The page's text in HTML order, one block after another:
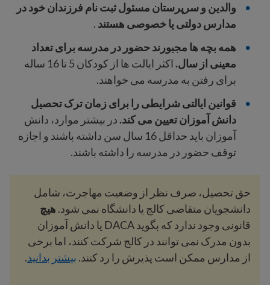
والدین و سرپرستان مسئول ثبت نام فرزندان خود در
مدارس دولتی یا خصوصی هستند .
همه بچه ها مجبورندحضور در مدرسه برای تعداد
معینی از سال.
اکثر ایالت ها از کودکان 5 تا 16 ساله
برای رفتن به مدرسه می خواهند.
قوانین ایالتی شرایطی را برای زمان ترک تحصیل
دانش آموزان تعیین می کند.در بیشتر موارد، دانش
آموزان باید حداقل 16 سال سن داشته باشند و اجازه
توقف حضور در مدرسه را داشته باشند.
حق تحصیل، صرف نظر از وضعیت مهاجرت، شامل
دانشجویان متقاضی کالج یا دانشگاه نمی شود. هیچ
قانونی وجود ندارد که بگوید DACA یا دانش آموزان
بدون مدرک نمی توانند در کالج شرکت کنند، اما برخی
از مدارس ممکن است پذیرش را رد کنند. بیشتر بدانید.